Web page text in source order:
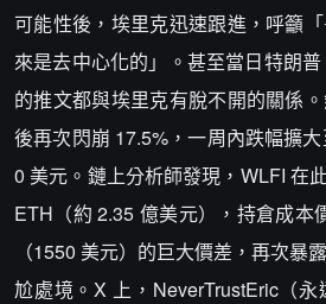
可能性後，埃里克迅速跟進，呼籲
來是去中心化的」。甚至當日特朗
的推文都與埃里克有脫不開的關係
後再次閃崩 17.5%，一周內跌幅擴
0 美元。鏈上分析師發現，WLFI 在
ETH（約 2.35 億美元），持倉成本
（1550 美元）的巨大價差，再次暴
尬處境。X 上，NeverTrustEric（